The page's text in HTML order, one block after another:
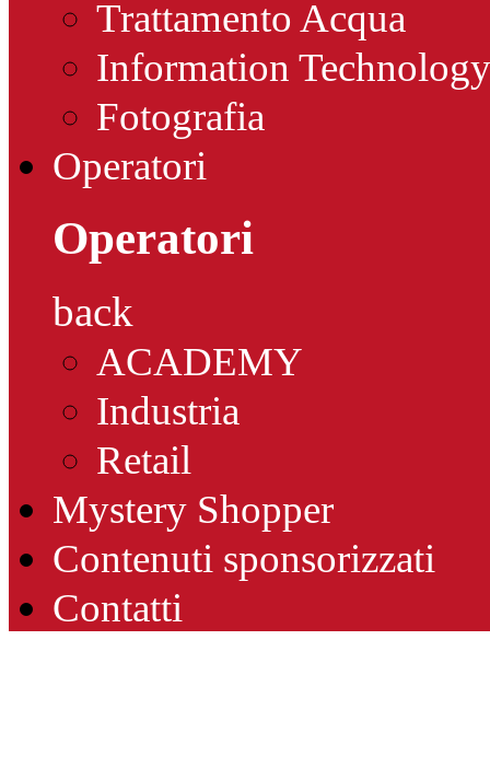
Trattamento Acqua
Information Technology
Fotografia
Operatori
Operatori
back
ACADEMY
Industria
Retail
Mystery Shopper
Contenuti sponsorizzati
Contatti